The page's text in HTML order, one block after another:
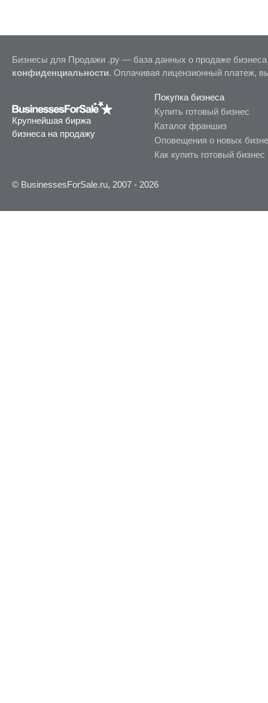
Бизнесы для Продажи .ру — база данных о продаже
конфиденциальности. Оплачивая лицензионный платеж,
Крупнейшая биржа
бизнеса на продажу
Покупка бизнеса
Купить готовый бизнес
Каталог франшиз
Оповещения о новых
Как купить готовый бизнес
© BusinessesForSale.ru, 2007 - 2026